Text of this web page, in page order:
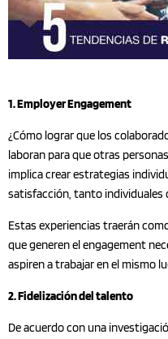
1. Employer Engagement
¿Cómo lograr que los
laboran para que otras
implica crear estrategias
satisfacción, tanto individuales
Estas experiencias traerán
que generen el engagement
aspiren a trabajar en el mismo
2. Fidelización del talento
De acuerdo con una